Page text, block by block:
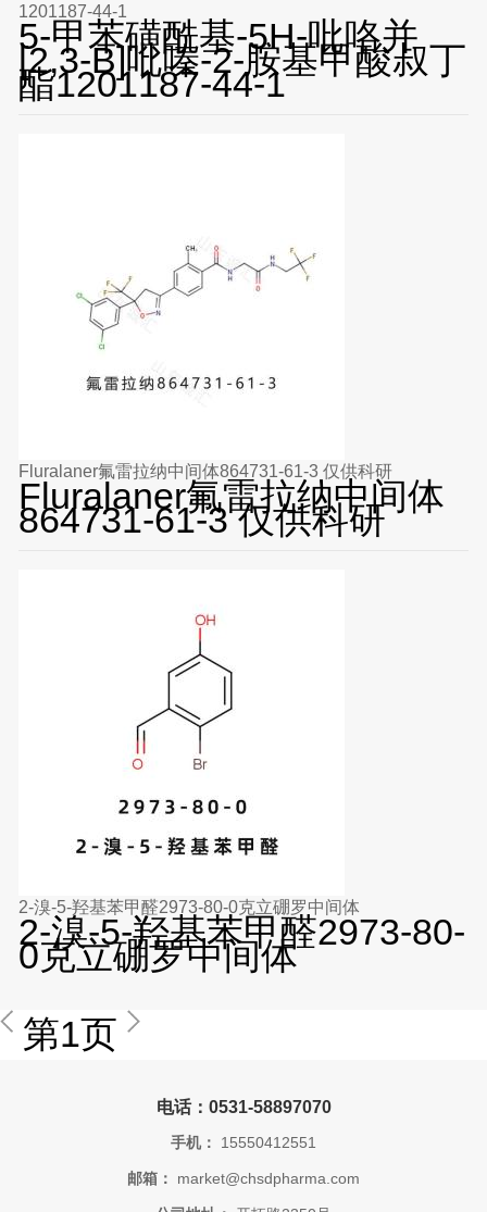
1201187-44-1
5-甲苯磺酰基-5H-吡咯并
[2,3-B]吡嗪-2-胺基甲酸叔丁
酯1201187-44-1
Fluralaner氟雷拉纳中间体864731-61-3 仅供科研
Fluralaner氟雷拉纳中间体
864731-61-3 仅供科研
2-溴-5-羟基苯甲醛2973-80-0克立硼罗中间体
2-溴-5-羟基苯甲醛2973-80-
0克立硼罗中间体
第1页
电话：0531-58897070
手机： 15550412551
邮箱： market@chsdpharma.com